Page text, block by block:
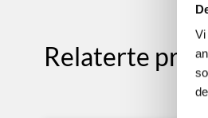
Relaterte